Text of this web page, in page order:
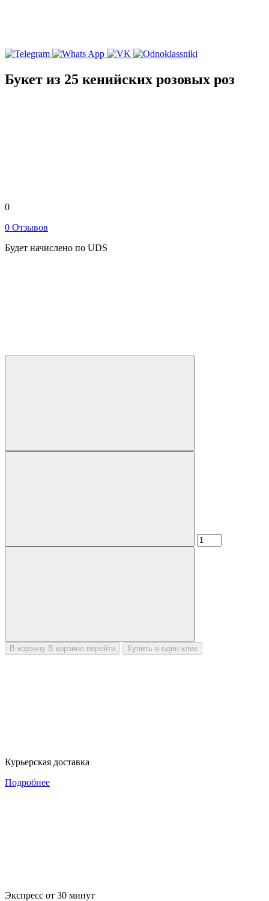
Букет из 25 кенийских розовых роз
0
0 Отзывов
Будет начислено по UDS
В корзину В корзине перейти Купить в один клик
Курьерская доставка
Подробнее
Экспресс от 30 минут